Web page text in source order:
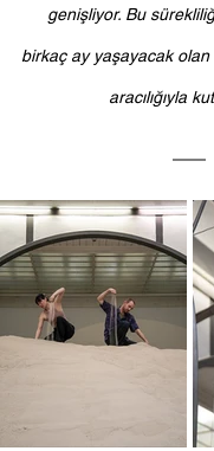
genişliyor. Bu
birkaç ay yaşayacak
aracılığıyla